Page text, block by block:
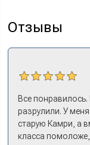
Отзывы
Все
разрулили. У
старую Камри, а
класса